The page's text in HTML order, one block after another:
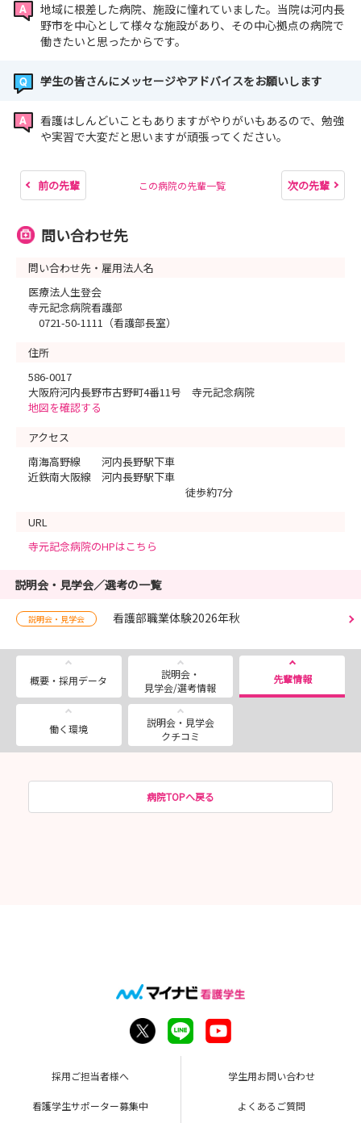
地域に根差した病院、施設に憧れていました。当院は河内長
野市を中心として様々な施設があり、その中心拠点の病院で
働きたいと思ったからです。
学生の皆さんにメッセージやアドバイスをお願いします
看護はしんどいこともありますがやりがいもあるので、勉強
や実習で大変だと思いますが頑張ってください。
前の先輩 この病院の先輩一覧 次の先輩
問い合わせ先
問い合わせ先・雇用法人名
医療法人生登会
寺元記念病院看護部
0721-50-1111（看護部長室）
住所
586-0017
大阪府河内長野市古野町4番11号 寺元記念病院
地図を確認する
アクセス
南海高野線 河内長野駅下車
近鉄南大阪線 河内長野駅下車
徒歩約7分
URL
寺元記念病院のHPはこちら
説明会・見学会／選考の一覧
説明会・見学会 看護部職業体験2026年秋
概要・採用データ
説明会・
見学会/選考情報
先輩情報
働く環境
説明会・見学会
クチコミ
病院TOPへ戻る
採用ご担当者様へ 学生用お問い合わせ
看護学生サポーター募集中 よくあるご質問